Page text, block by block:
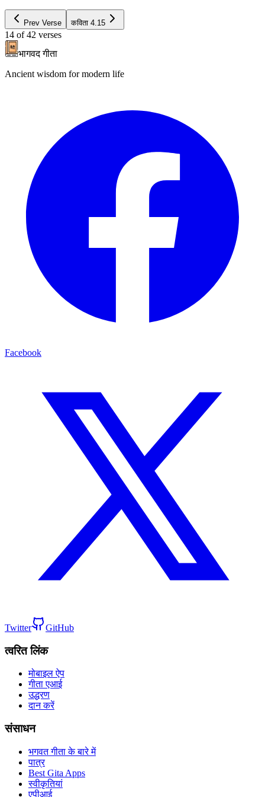
Prev Verse कविता 4.15
14 of 42 verses
भागवद गीता
Ancient wisdom for modern life
Facebook
Twitter GitHub
त्वरित लिंक
मोबाइल ऐप
गीता एआई
उद्धरण
दान करें
संसाधन
भगवत गीता के बारे में
पात्र
Best Gita Apps
स्वीकृतियां
एपीआई